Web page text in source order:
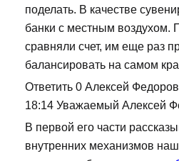
поделать. В качестве
банки с местным воздухом.
сравняли счет, им еще раз
балансировать на самом
Ответить 0 Алексей
18:14 Уважаемый Алексей
В первой его части
внутренних механизмов